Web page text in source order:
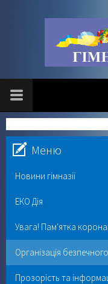
Меню
Новини гімназії
ЕКО Дія
Увага! Пам'ятка
Організація
Прозорість та